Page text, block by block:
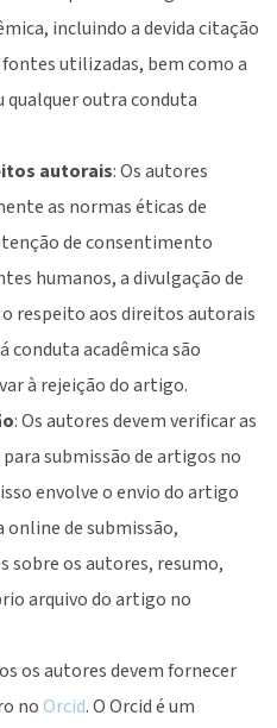
incluindo a devida citação
utilizadas, bem como a
qualquer outra conduta
autorais: Os autores
as normas éticas de
de consentimento
humanos, a divulgação de
respeito aos direitos autorais
conduta acadêmica são
à rejeição do artigo.
: Os autores devem verificar as
submissão de artigos no
envolve o envio do artigo
de submissão,
sobre os autores, resumo,
arquivo do artigo no
os autores devem fornecer
no Orcid. O Orcid é um